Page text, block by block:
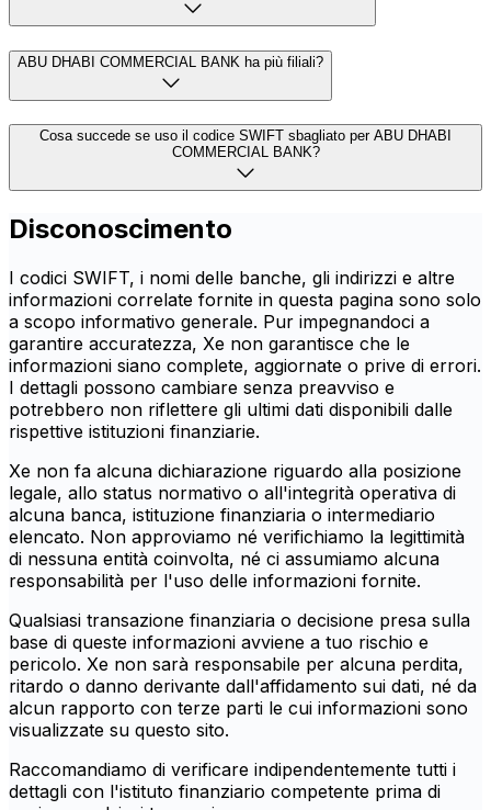
ABU DHABI COMMERCIAL BANK ha più filiali?
Cosa succede se uso il codice SWIFT sbagliato per ABU DHABI
COMMERCIAL BANK?
Disconoscimento
I codici SWIFT, i nomi delle banche, gli indirizzi e altre
informazioni correlate fornite in questa pagina sono solo
a scopo informativo generale. Pur impegnandoci a
garantire accuratezza, Xe non garantisce che le
informazioni siano complete, aggiornate o prive di errori.
I dettagli possono cambiare senza preavviso e
potrebbero non riflettere gli ultimi dati disponibili dalle
rispettive istituzioni finanziarie.
Xe non fa alcuna dichiarazione riguardo alla posizione
legale, allo status normativo o all'integrità operativa di
alcuna banca, istituzione finanziaria o intermediario
elencato. Non approviamo né verifichiamo la legittimità
di nessuna entità coinvolta, né ci assumiamo alcuna
responsabilità per l'uso delle informazioni fornite.
Qualsiasi transazione finanziaria o decisione presa sulla
base di queste informazioni avviene a tuo rischio e
pericolo. Xe non sarà responsabile per alcuna perdita,
ritardo o danno derivante dall'affidamento sui dati, né da
alcun rapporto con terze parti le cui informazioni sono
visualizzate su questo sito.
Raccomandiamo di verificare indipendentemente tutti i
dettagli con l'istituto finanziario competente prima di